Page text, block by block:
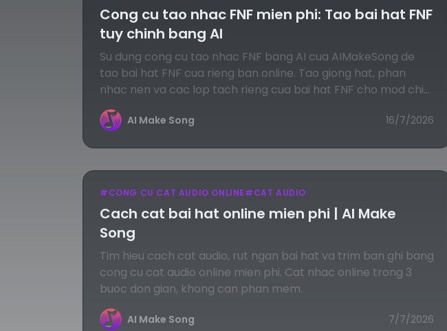
Cong cu tao nhac FNF mien phi: Tao bai hat FNF
tuy chinh bang AI
Su dung cong cu tao nhac FNF bang AI cua AIMakeSong de
tao bai hat FNF cua rieng ban online. Tao giong hat, phan
nhac nen va cac lop tach rieng cua bai hat FNF cho mod chi
trong vai phut.
AI Make Song 16/7/2026
#CONG CU CAT AUDIO ONLINE#CAT AUDIO
Cach cat bai hat online mien phi | AI Make
Song
Tim hieu cach cat audio, rut ngan bai hat va trim ban ghi bang
cong cu cat audio online mien phi. Cat nhac online trong 3
buoc don gian, khong can phan mem.
AI Make Song 7/7/2026